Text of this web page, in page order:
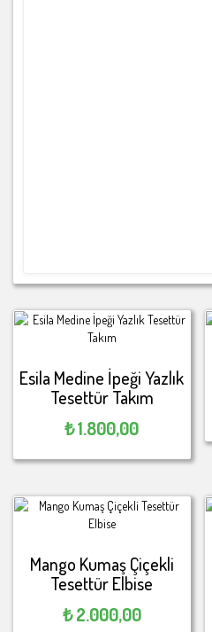
Esila Medine İpeği Yazlık
Tesettür Takım
₺1.800,00
Mango Kumaş Çiçekli
Tesettür Elbise
₺2.000,00